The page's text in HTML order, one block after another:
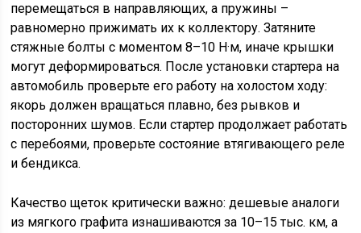
перемещаться в направляющих, а пружины –
равномерно прижимать их к коллектору. Затяните
стяжные болты с моментом 8–10 Н·м, иначе крышки
могут деформироваться. После установки стартера на
автомобиль проверьте его работу на холостом ходу:
якорь должен вращаться плавно, без рывков и
посторонних шумов. Если стартер продолжает работать
с перебоями, проверьте состояние втягивающего реле
и бендикса.
Качество щеток критически важно: дешевые аналоги
из мягкого графита изнашиваются за 10–15 тыс. км, а